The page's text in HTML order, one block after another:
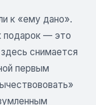
к «ему дано».
подарок — это
снимается
первым